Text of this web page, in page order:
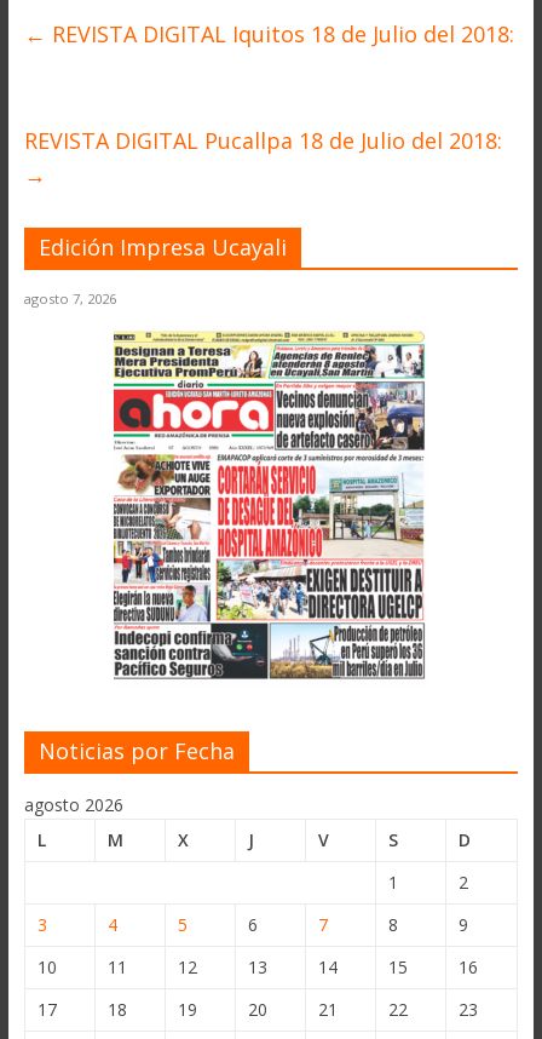
← REVISTA DIGITAL Iquitos 18 de Julio del 2018:
REVISTA DIGITAL Pucallpa 18 de Julio del 2018:
→
Edición Impresa Ucayali
agosto 7, 2026
Noticias por Fecha
agosto 2026
L
M X J V S
D
1
2
3
4 5 6 7 8
9
10
11 12 13 14 15
16
17
18 19 20 21 22
23